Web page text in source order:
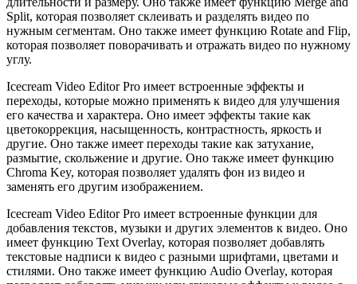
Split, которая позволяет склеивать и разделять видео по
нужным сегментам. Оно также имеет функцию Rotate and Flip,
которая позволяет поворачивать и отражать видео по нужному
углу.
Icecream Video Editor Pro имеет встроенные эффекты и
переходы, которые можно применять к видео для улучшения
его качества и характера. Оно имеет эффекты такие как
цветокоррекция, насыщенность, контрастность, яркость и
другие. Оно также имеет переходы такие как затухание,
размытие, скольжение и другие. Оно также имеет функцию
Chroma Key, которая позволяет удалять фон из видео и
заменять его другим изображением.
Icecream Video Editor Pro имеет встроенные функции для
добавления текстов, музыки и других элементов к видео. Оно
имеет функцию Text Overlay, которая позволяет добавлять
текстовые надписи к видео с разными шрифтами, цветами и
стилями. Оно также имеет функцию Audio Overlay, которая